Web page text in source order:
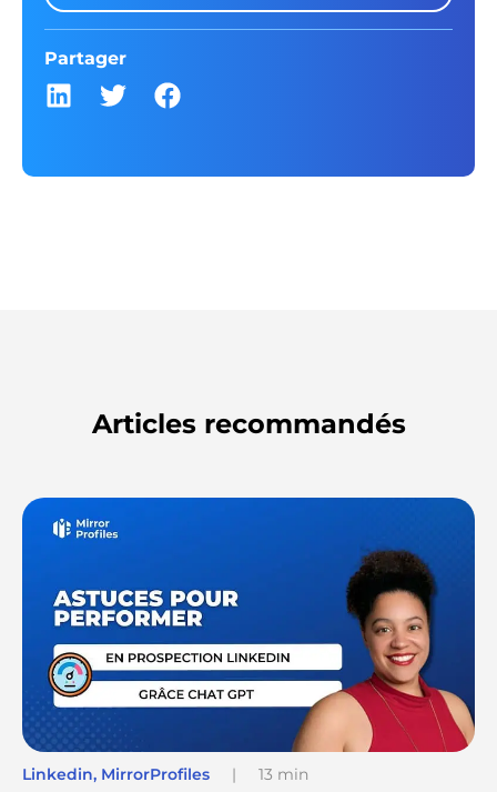
Partager
Articles recommandés
Linkedin, MirrorProfiles | 13 min